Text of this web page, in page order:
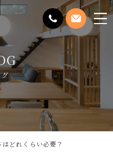
メ
ニ
を
開
く
どれくらい必要？